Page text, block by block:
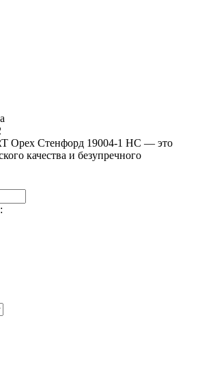
Орех Стенфорд 19004-1 HC — это
качества и безупречного